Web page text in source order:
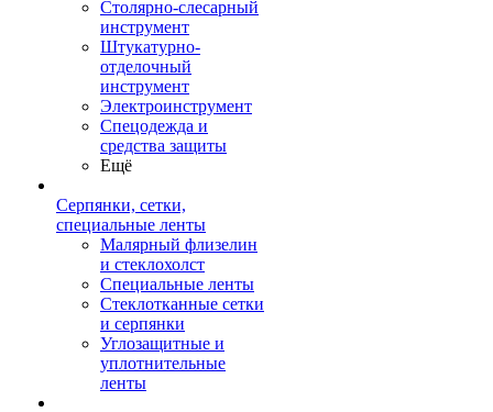
Столярно-слесарный
инструмент
Штукатурно-
отделочный
инструмент
Электроинструмент
Спецодежда и
средства защиты
Ещё
Серпянки, сетки,
специальные ленты
Малярный флизелин
и стеклохолст
Специальные ленты
Стеклотканные сетки
и серпянки
Углозащитные и
уплотнительные
ленты